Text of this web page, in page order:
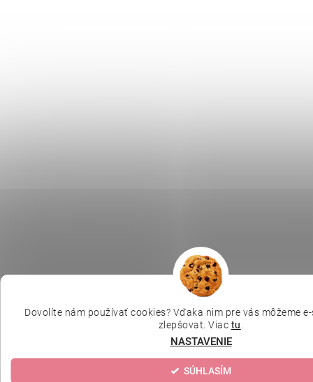
Dovolíte nám používať cookies? Vďaka nim pre vás môžeme
zlepšovat. Viac tu
NASTAVENIE
SÚHLASÍM